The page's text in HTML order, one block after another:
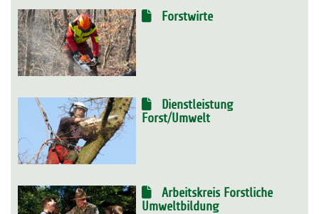
Forstwirte
Dienstleistung
Forst/Umwelt
Arbeitskreis Forstliche
Umweltbildung